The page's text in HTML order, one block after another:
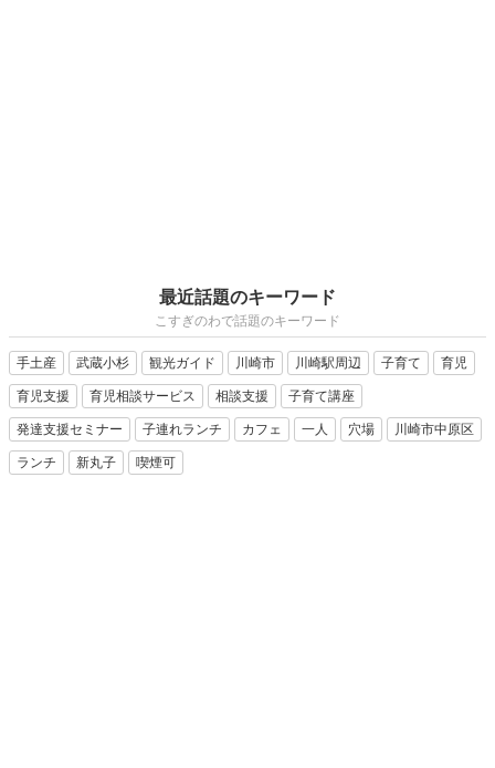
最近話題のキーワード
こすぎのわで話題のキーワード
手土産 武蔵小杉 観光ガイド 川崎市 川崎駅周辺 子育て 育児
育児支援 育児相談サービス 相談支援 子育て講座
発達支援セミナー 子連れランチ カフェ 一人 穴場 川崎市中原区
ランチ 新丸子 喫煙可